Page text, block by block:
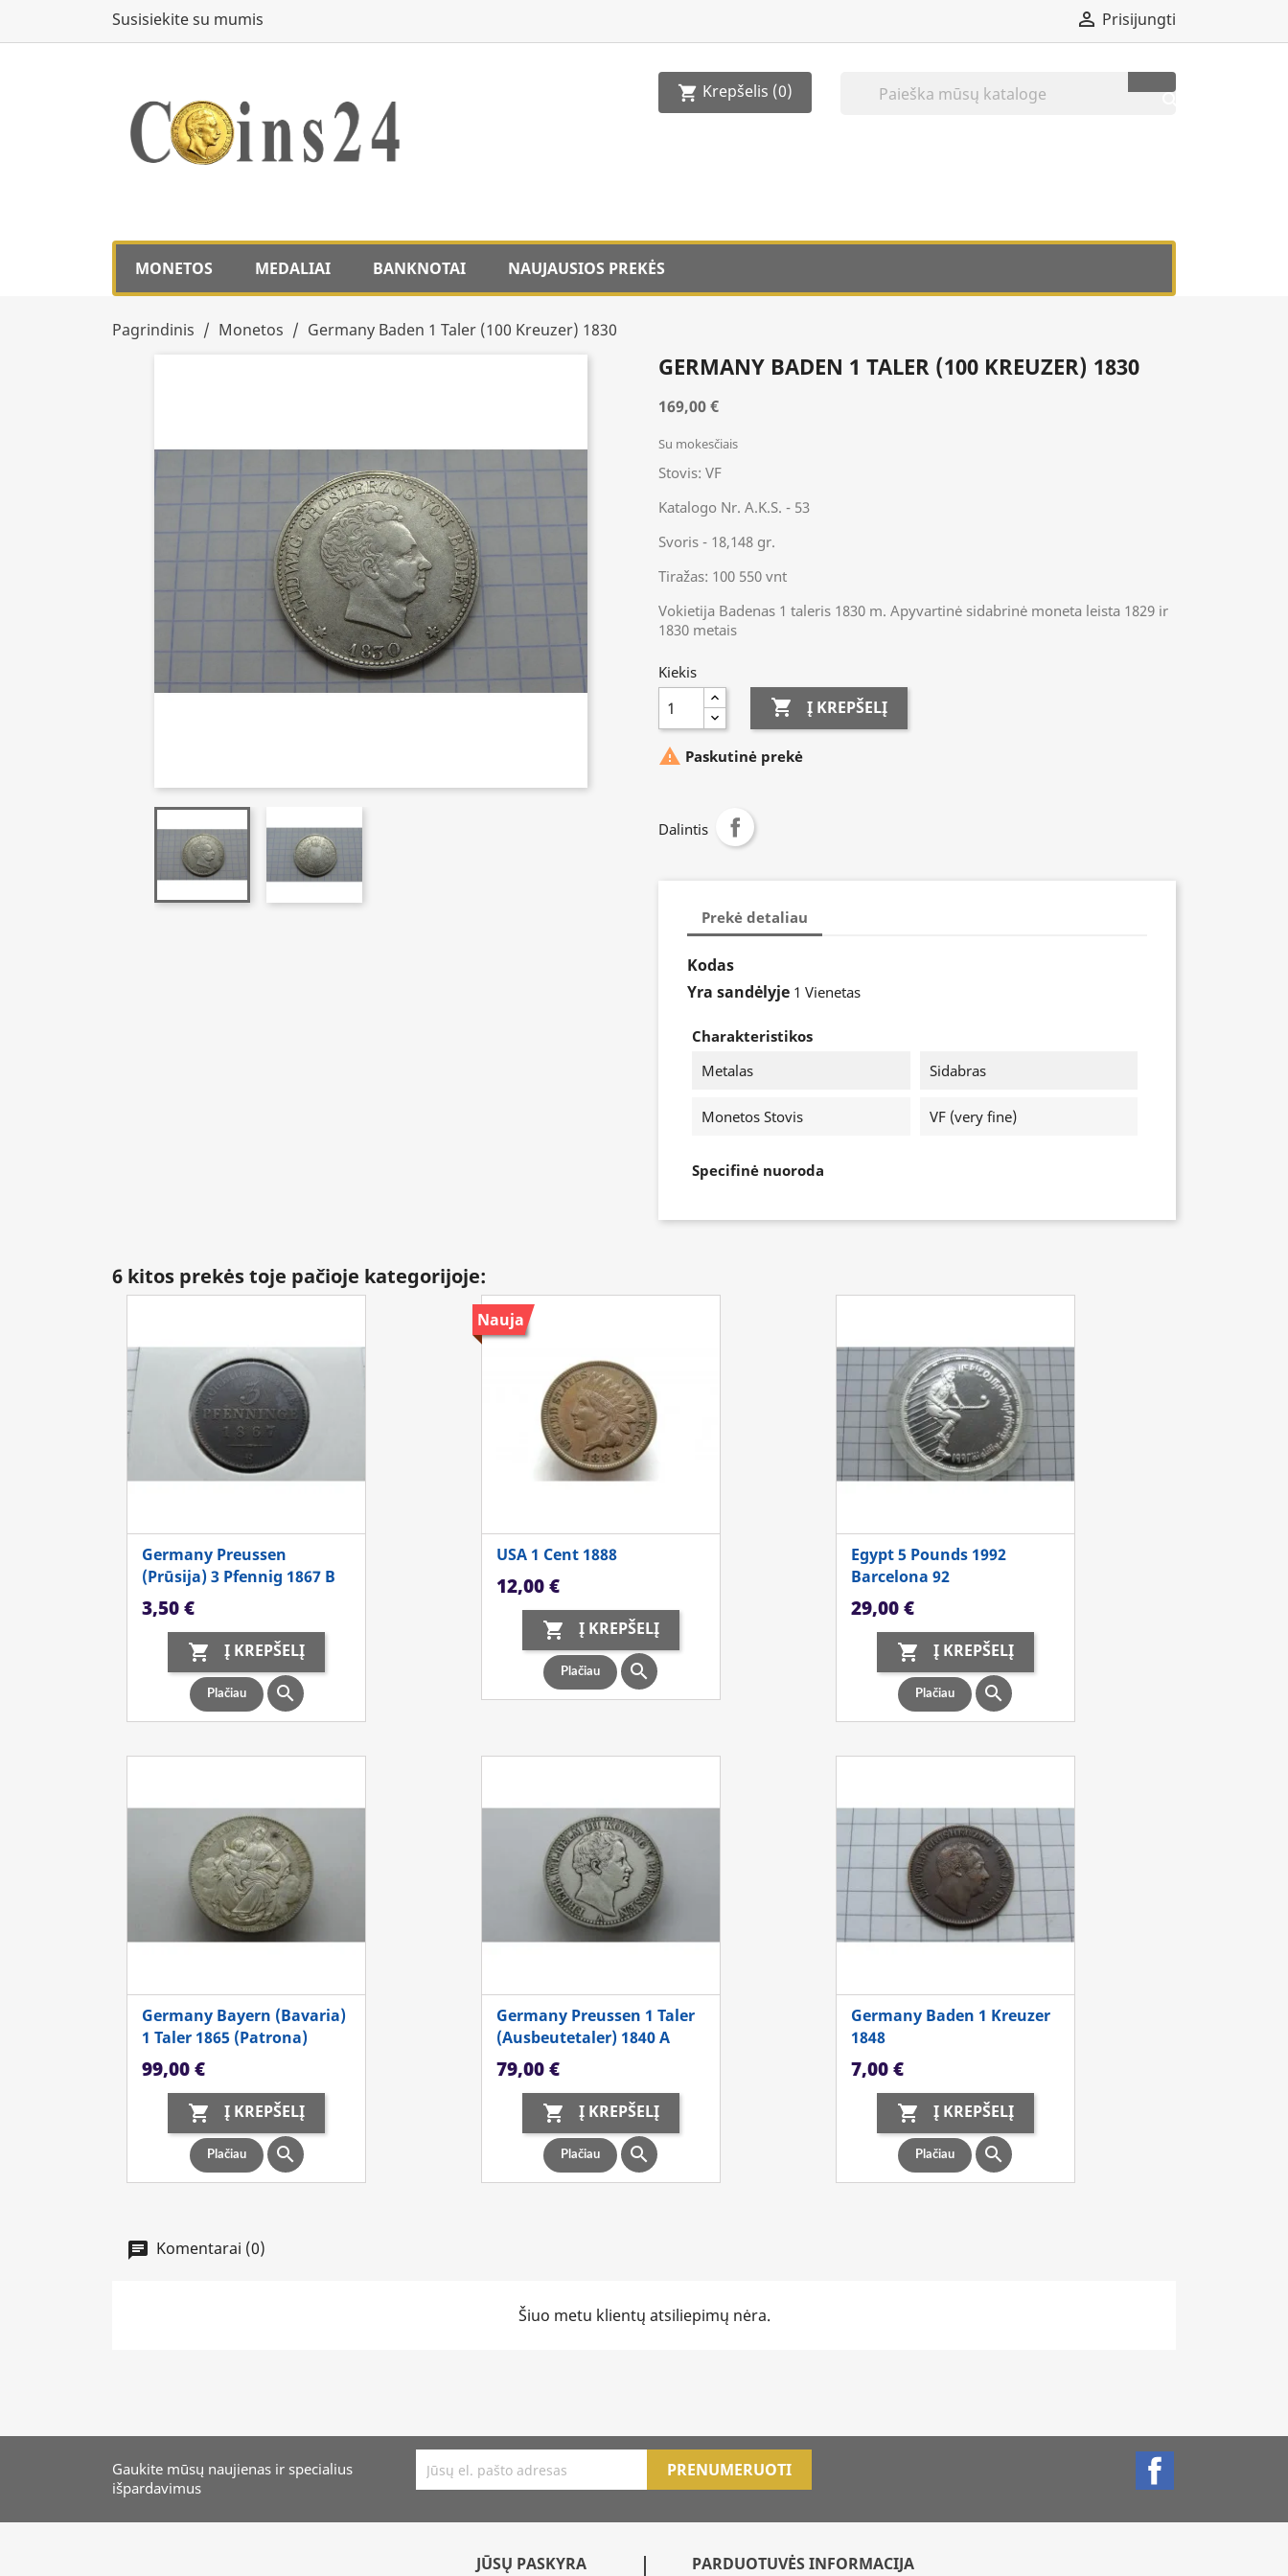
Susisiekite su mumis  Prisijungti
shopping_cart Krepšelis (0)
MONETOS MEDALIAI BANKNOTAI NAUJAUSIOS PREKĖS
Pagrindinis Monetos Germany Baden 1 Taler (100 Kreuzer) 1830
GERMANY BADEN 1 TALER (100 KREUZER) 1830
169,00 €
Su mokesčiais
Stovis: VF
Katalogo Nr. A.K.S. - 53
Svoris - 18,148 gr.
Tiražas: 100 550 vnt
Vokietija Badenas 1 taleris 1830 m. Apyvartinė sidabrinė moneta leista 1829 ir
1830 metais
Kiekis
 Į KREPŠELĮ
 Paskutinė prekė
Dalintis
Prekė detaliau
Kodas
Yra sandėlyje 1 Vienetas
Charakteristikos
Metalas
Sidabras
Monetos Stovis VF (very fine)
Specifinė nuoroda
6 kitos prekės toje pačioje kategorijoje:
Germany Preussen
(Prūsija) 3 Pfennig 1867 B
Kaina
3,50 €
 Į KREPŠELĮ
Plačiau 
USA 1 Cent 1888
Kaina
12,00 €
 Į KREPŠELĮ
Plačiau 
Nauja
Egypt 5 Pounds 1992
Barcelona 92
Kaina
29,00 €
 Į KREPŠELĮ
Plačiau 
Germany Bayern (Bavaria)
1 Taler 1865 (Patrona)
Kaina
99,00 €
 Į KREPŠELĮ
Plačiau 
Germany Preussen 1 Taler
(Ausbeutetaler) 1840 A
Kaina
79,00 €
 Į KREPŠELĮ
Plačiau 
Germany Baden 1 Kreuzer
1848
Kaina
7,00 €
 Į KREPŠELĮ
Plačiau 
Komentarai (0)
Šiuo metu klientų atsiliepimų nėra.
Gaukite mūsų naujienas ir specialius
išpardavimus
JŪSŲ PASKYRA PARDUOTUVĖS INFORMACIJA